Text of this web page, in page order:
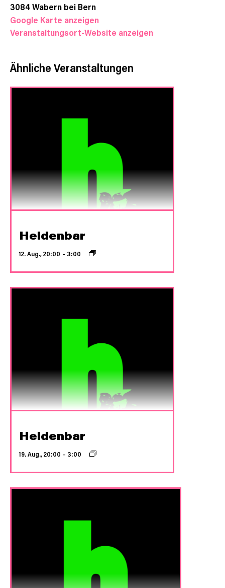
3084Wabern bei Bern
Google Karte anzeigen
Veranstaltungsort-Website anzeigen
Ähnliche Veranstaltungen
Heldenbar
12. Aug., 20:00 – 3:00
Heldenbar
19. Aug., 20:00 – 3:00